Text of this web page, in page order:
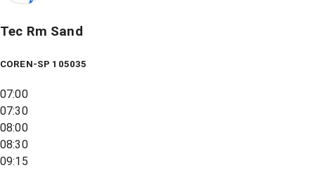
Tec Rm Sand
COREN-SP 105035
07:00
07:30
08:00
08:30
09:15